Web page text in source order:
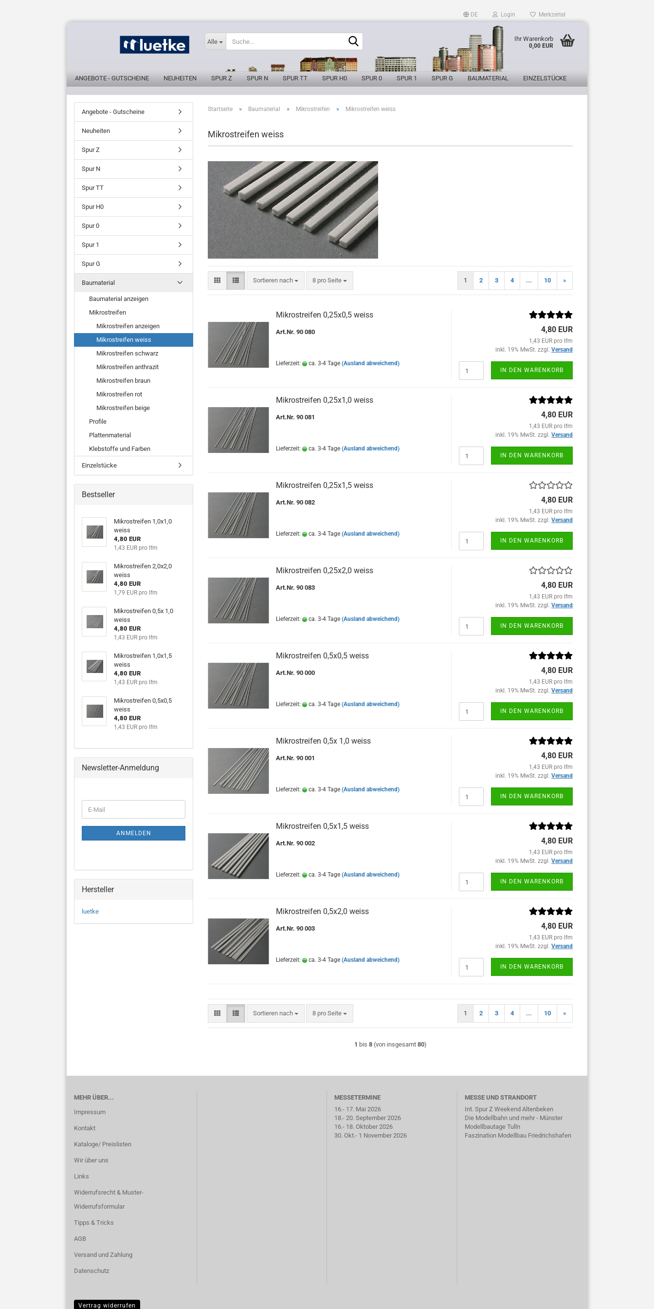
DE Login Merkzettel
Alle Ihr Warenkorb
0,00 EUR
ANGEBOTE - GUTSCHEINE NEUHEITEN SPUR Z SPUR N SPUR TT SPUR H0 SPUR 0 SPUR 1 SPUR G BAUMATERIAL EINZELSTÜCKE
Startseite » Baumaterial » Mikrostreifen » Mikrostreifen weiss
Mikrostreifen weiss
Sortieren nach
Sortieren nach 8 pro Seite
pro Seite 1 2 3 4 ... 10 »
Mikrostreifen 0,25x0,5 weiss
Art.Nr. 90 080
Lieferzeit: ca. 3-4 Tage (Ausland abweichend)
4,80 EUR
1,43 EUR pro lfm
inkl. 19% MwSt. zzgl. Versand
IN DEN WARENKORB
Mikrostreifen 0,25x1,0 weiss
Art.Nr. 90 081
Lieferzeit: ca. 3-4 Tage (Ausland abweichend)
4,80 EUR
1,43 EUR pro lfm
inkl. 19% MwSt. zzgl. Versand
IN DEN WARENKORB
Mikrostreifen 0,25x1,5 weiss
Art.Nr. 90 082
Lieferzeit: ca. 3-4 Tage (Ausland abweichend)
4,80 EUR
1,43 EUR pro lfm
inkl. 19% MwSt. zzgl. Versand
IN DEN WARENKORB
Mikrostreifen 0,25x2,0 weiss
Art.Nr. 90 083
Lieferzeit: ca. 3-4 Tage (Ausland abweichend)
4,80 EUR
1,43 EUR pro lfm
inkl. 19% MwSt. zzgl. Versand
IN DEN WARENKORB
Mikrostreifen 0,5x0,5 weiss
Art.Nr. 90 000
Lieferzeit: ca. 3-4 Tage (Ausland abweichend)
4,80 EUR
1,43 EUR pro lfm
inkl. 19% MwSt. zzgl. Versand
IN DEN WARENKORB
Mikrostreifen 0,5x 1,0 weiss
Art.Nr. 90 001
Lieferzeit: ca. 3-4 Tage (Ausland abweichend)
4,80 EUR
1,43 EUR pro lfm
inkl. 19% MwSt. zzgl. Versand
IN DEN WARENKORB
Mikrostreifen 0,5x1,5 weiss
Art.Nr. 90 002
Lieferzeit: ca. 3-4 Tage (Ausland abweichend)
4,80 EUR
1,43 EUR pro lfm
inkl. 19% MwSt. zzgl. Versand
IN DEN WARENKORB
Mikrostreifen 0,5x2,0 weiss
Art.Nr. 90 003
Lieferzeit: ca. 3-4 Tage (Ausland abweichend)
4,80 EUR
1,43 EUR pro lfm
inkl. 19% MwSt. zzgl. Versand
IN DEN WARENKORB
Sortieren nach
Sortieren nach 8 pro Seite
pro Seite 1 2 3 4 ... 10 »
1 bis 8(von insgesamt 80)
Angebote - Gutscheine
Neuheiten
Spur Z
Spur N
Spur TT
Spur H0
Spur 0
Spur 1
Spur G
Baumaterial
Baumaterial anzeigen
Mikrostreifen
Mikrostreifen anzeigen
Mikrostreifen weiss
Mikrostreifen schwarz
Mikrostreifen anthrazit
Mikrostreifen braun
Mikrostreifen rot
Mikrostreifen beige
Profile
Plattenmaterial
Klebstoffe und Farben
Einzelstücke
Bestseller
Mikrostreifen 1,0x1,0
weiss
4,80 EUR
1,43 EUR pro lfm
Mikrostreifen 2,0x2,0
weiss
4,80 EUR
1,79 EUR pro lfm
Mikrostreifen 0,5x 1,0
weiss
4,80 EUR
1,43 EUR pro lfm
Mikrostreifen 1,0x1,5
weiss
4,80 EUR
1,43 EUR pro lfm
Mikrostreifen 0,5x0,5
weiss
4,80 EUR
1,43 EUR pro lfm
Newsletter-Anmeldung
ZUR
ANMELDUNG
E-
Mail
ANMELDEN
Hersteller
luetke
MEHR ÜBER...
Impressum
Kontakt
Kataloge/ Preislisten
Wir über uns
Links
Widerrufsrecht & Muster-
Widerrufsformular
Tipps & Tricks
AGB
Versand und Zahlung
Datenschutz
MESSETERMINE
16.- 17. Mai 2026
18.- 20. September 2026
16.- 18. Oktober 2026
30. Okt.- 1 November 2026
MESSE UND STRANDORT
Int. Spur Z Weekend Altenbeken
Die Modellbahn und mehr - Münster
Modellbautage Tulln
Faszination Modellbau Friedrichshafen
Vertrag widerrufen